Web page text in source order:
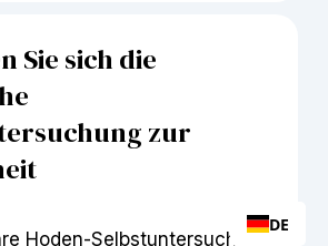
Sie sich die
zur
Hoden-Selbstuntersuchung
DE